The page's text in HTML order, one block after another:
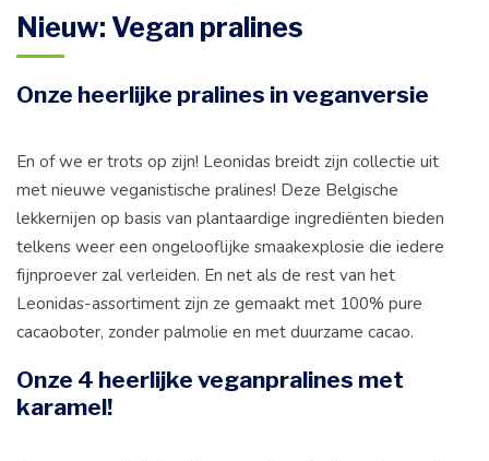
Nieuw: Vegan pralines
Onze heerlijke pralines in veganversie
En of we er trots op zijn! Leonidas breidt zijn collectie uit
met nieuwe veganistische pralines! Deze Belgische
lekkernijen op basis van plantaardige ingrediënten bieden
telkens weer een ongelooflijke smaakexplosie die iedere
fijnproever zal verleiden. En net als de rest van het
Leonidas-assortiment zijn ze gemaakt met 100% pure
cacaoboter, zonder palmolie en met duurzame cacao.
Onze 4 heerlijke veganpralines met
karamel!